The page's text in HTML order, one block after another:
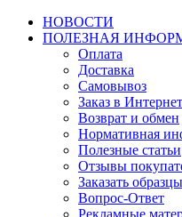
НОВОСТИ
ПОЛЕЗНАЯ
Оплата
Доставка
Самовывоз
Заказ в
Возврат и обмен
Нормативная
Полезные статьи
Отзывы
Заказать образцы
Вопрос-Ответ
Рекламные